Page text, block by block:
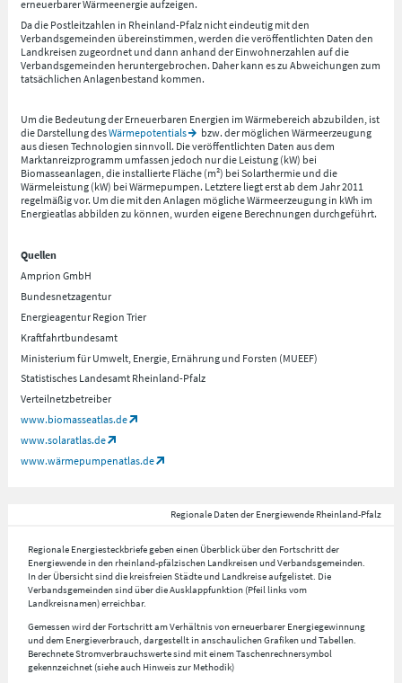
erneuerbarer Wärmeenergie aufzeigen.
Da die Postleitzahlen in Rheinland-Pfalz nicht eindeutig mit den
Verbandsgemeinden übereinstimmen, werden die veröffentlichten Daten den
Landkreisen zugeordnet und dann anhand der Einwohnerzahlen auf die
Verbandsgemeinden heruntergebrochen. Daher kann es zu Abweichungen zum
tatsächlichen Anlagenbestand kommen.
Um die Bedeutung der Erneuerbaren Energien im Wärmebereich abzubilden, ist
die Darstellung desWärmepotentials
bzw. der möglichen Wärmeerzeugung
aus diesen Technologien sinnvoll. Die veröffentlichten Daten aus dem
Marktanreizprogramm umfassen jedoch nur die Leistung (kW) bei
Biomasseanlagen, die installierte Fläche (m²) bei Solarthermie und die
Wärmeleistung (kW) bei Wärmepumpen. Letztere liegt erst ab dem Jahr 2011
regelmäßig vor. Um die mit den Anlagen mögliche Wärmeerzeugung in kWh im
Energieatlas abbilden zu können, wurden eigene Berechnungen durchgeführt.
Quellen
Amprion GmbH
Bundesnetzagentur
Energieagentur Region Trier
Kraftfahrtbundesamt
Ministerium für Umwelt, Energie, Ernährung und Forsten (MUEEF)
Statistisches Landesamt Rheinland-Pfalz
Verteilnetzbetreiber
www.biomasseatlas.de
www.solaratlas.de
www.wärmepumpenatlas.de
Regionale Daten der Energiewende Rheinland-Pfalz
Regionale Energiesteckbriefe geben einen Überblick über den Fortschritt der
Energiewende in den rheinland-pfälzischen Landkreisen und Verbandsgemeinden.
In der Übersicht sind die kreisfreien Städte und Landkreise aufgelistet. Die
Verbandsgemeinden sind über die Ausklappfunktion (Pfeil links vom
Landkreisnamen) erreichbar.
Gemessen wird der Fortschritt am Verhältnis von erneuerbarer Energiegewinnung
und dem Energieverbrauch, dargestellt in anschaulichen Grafiken und Tabellen.
Berechnete Stromverbrauchswerte sind mit einem Taschenrechnersymbol
gekennzeichnet (siehe auch Hinweis zur Methodik)